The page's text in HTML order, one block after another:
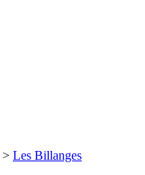
> Les Billanges